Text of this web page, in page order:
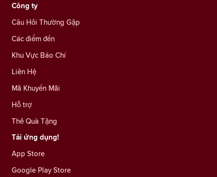
Công ty
Câu Hỏi Thường Gặp
Các điểm đến
Khu Vực Báo Chí
Liên Hệ
Mã Khuyến Mãi
Hỗ trợ
Thẻ Quà Tặng
Tải ứng dụng!
App Store
Google Play Store